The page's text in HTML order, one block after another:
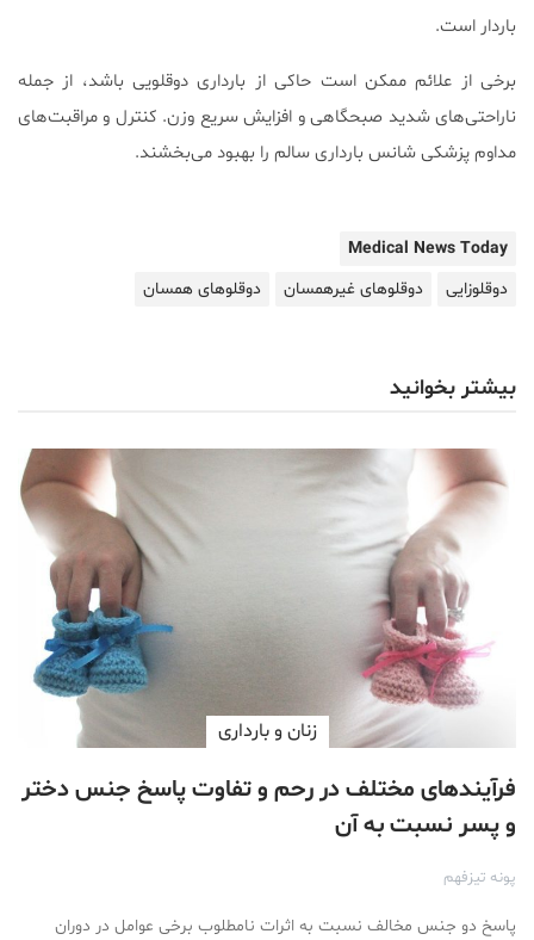
باردار است.
برخی از علائم ممکن است حاکی از بارداری دوقلویی باشد، از جمله
ناراحتی‌های شدید صبحگاهی و افزایش سریع وزن. کنترل و مراقبت‌های
مداوم پزشکی شانس بارداری سالم را بهبود می‌بخشند.
Medical News Today
دوقلوزایی
دوقلوهای غیرهمسان دوقلوهای همسان
بیشتر بخوانید
زنان و بارداری
فرآیندهای مختلف در رحم و تفاوت پاسخ جنس دختر
و پسر نسبت به آن
پونه تیزفهم
پاسخ دو جنس مخالف نسبت به اثرات نامطلوب برخی عوامل در دوران